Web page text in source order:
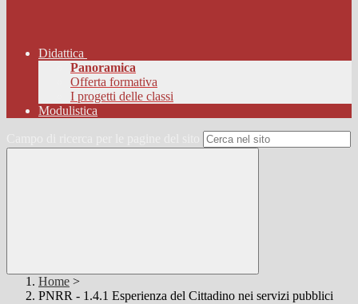
Didattica
Panoramica
Offerta formativa
I progetti delle classi
Modulistica
Home >
PNRR - 1.4.1 Esperienza del Cittadino nei servizi pubblici